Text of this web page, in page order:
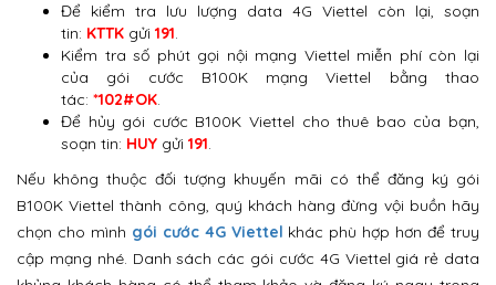
Để kiểm tra lưu lượng data 4G Viettel còn lại, soạn
tin: KTTK gửi 191.
Kiểm tra số phút gọi nội mạng Viettel miễn phí còn lại
của gói cước B100K mạng Viettel bằng thao
tác: *102#OK.
Để hủy gói cước B100K Viettel cho thuê bao của bạn,
soạn tin: HUY gửi 191.
Nếu không thuộc đối tượng khuyến mãi có thể đăng ký gói
B100K Viettel thành công, quý khách hàng đừng vội buồn hãy
chọn cho mình gói cước 4G Viettel khác phù hợp hơn để truy
cập mạng nhé. Danh sách các gói cước 4G Viettel giá rẻ data